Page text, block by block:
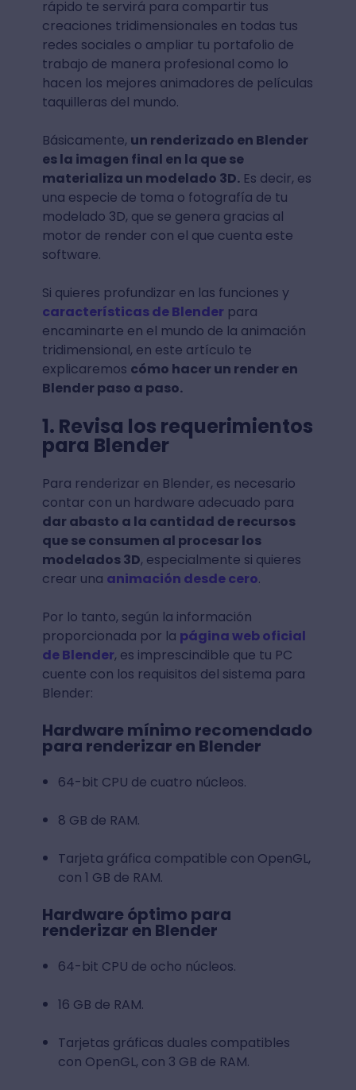
rápido te servirá para compartir tus
creaciones tridimensionales en todas tus
redes sociales o ampliar tu portafolio de
trabajo de manera profesional como lo
hacen los mejores animadores de películas
taquilleras del mundo.
Básicamente, un renderizado en Blender
es la imagen final en la que se
materializa un modelado 3D.Es decir, es
una especie de toma o fotografía de tu
modelado 3D, que se genera gracias al
motor de render con el que cuenta este
software.
Si quieres profundizar en las funciones y
características de Blender para
encaminarte en el mundo de la animación
tridimensional, en este artículo te
explicaremos cómo hacer un render en
Blender paso a paso.
1. Revisa los requerimientos
para Blender
Para renderizar en Blender, es necesario
contar con un hardware adecuado para
dar abasto a la cantidad de recursos
que se consumen al procesar los
modelados 3D, especialmente si quieres
crear una animación desde cero.
Por lo tanto, según la información
proporcionada por la página web oficial
de Blender, es imprescindible que tu PC
cuente con los requisitos del sistema para
Blender:
Hardware mínimo recomendado
para renderizar en Blender
64-bit CPU de cuatro núcleos.
8 GB de RAM.
Tarjeta gráfica compatible con OpenGL,
con 1 GB de RAM.
Hardware óptimo para
renderizar en Blender
64-bit CPU de ocho núcleos.
16 GB de RAM.
Tarjetas gráficas duales compatibles
con OpenGL, con 3 GB de RAM.